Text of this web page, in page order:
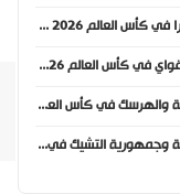
موعد مباراة قطر وسويسرا في كأس العالم 2026 والقنوات الناقلة
موعد مباراة أمريكا والباراغواي في كأس العالم 2026 والقنوات الناقلة
موعد مباراة كندا والبوسنة والهرسك في كأس العالم 2026 والقنوات الناقلة
موعد مباراة كوريا الجنوبية وجمهورية التشيك في كأس العالم 2026 والقنوات الناقلة